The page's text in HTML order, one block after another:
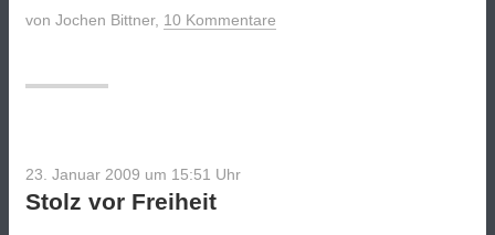
von Jochen Bittner, 10 Kommentare
23. Januar 2009 um 15:51 Uhr
Stolz vor Freiheit